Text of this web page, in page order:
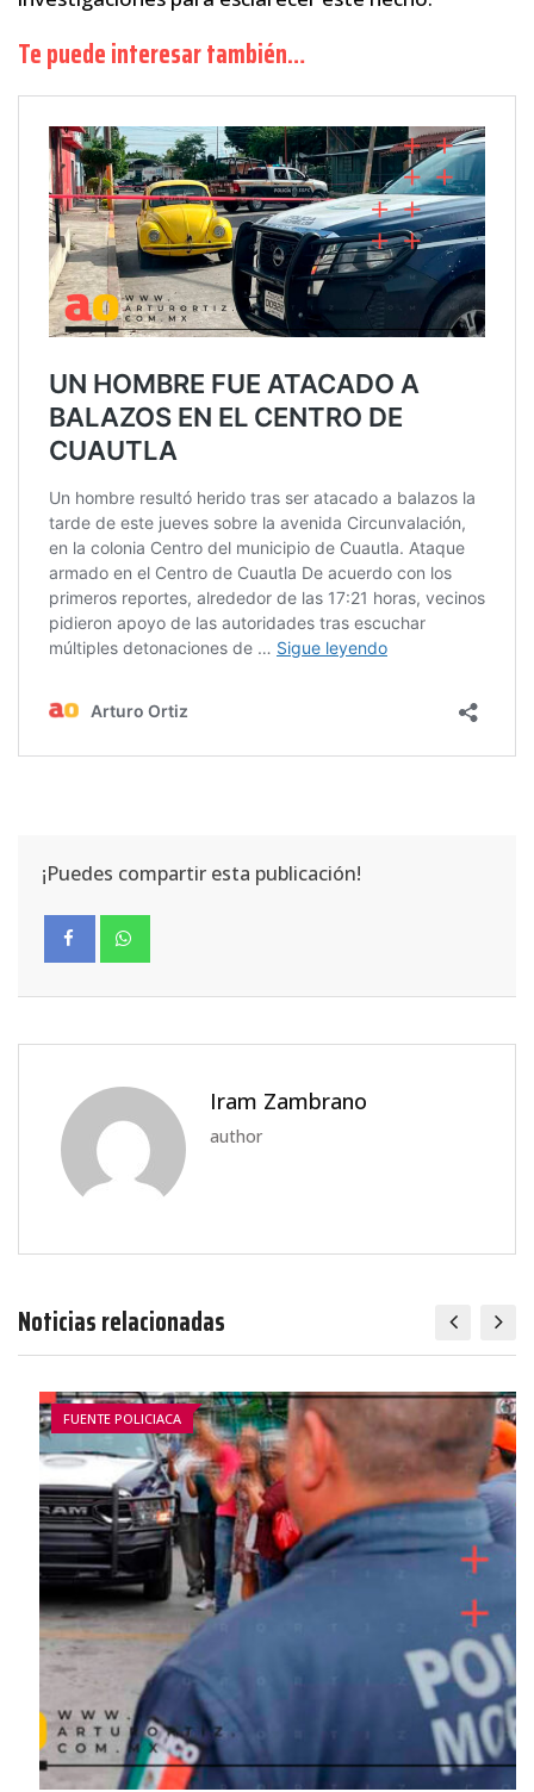
Te puede interesar también…
¡Puedes compartir esta publicación!
Iram Zambrano
author
Noticias relacionadas
FUENTE POLICIACA